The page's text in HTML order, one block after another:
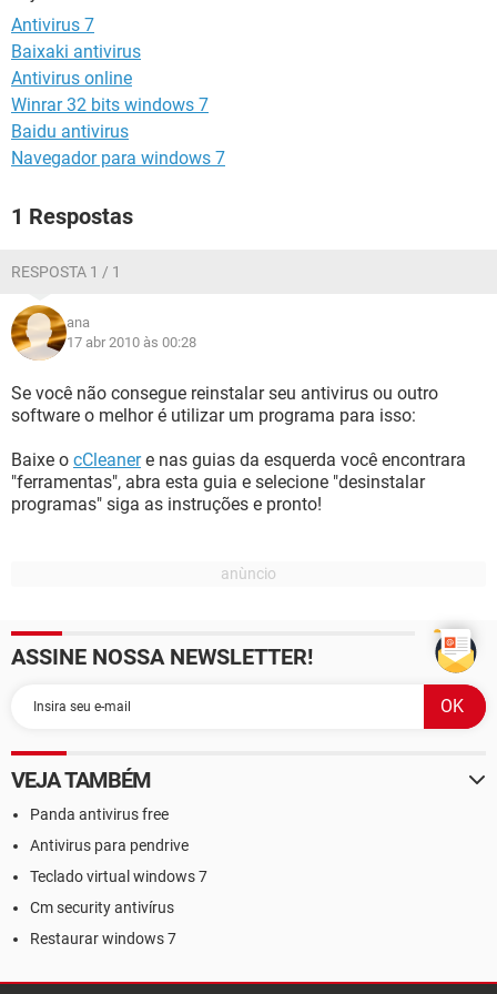
GUIA DE COMPRAS
Antivirus 7
Baixaki antivirus
Antivirus online
Winrar 32 bits windows 7
Baidu antivirus
Navegador para windows 7
1 Respostas
RESPOSTA 1 / 1
ana
17 abr 2010 às 00:28
Se você não consegue reinstalar seu antivirus ou outro
software o melhor é utilizar um programa para isso:
Baixe o cCleanere nas guias da esquerda você encontrara
"ferramentas", abra esta guia e selecione "desinstalar
programas" siga as instruções e pronto!
ASSINE NOSSA NEWSLETTER!
VEJA TAMBÉM
Panda antivirus free
Antivirus para pendrive
Teclado virtual windows 7
Cm security antivírus
Restaurar windows 7